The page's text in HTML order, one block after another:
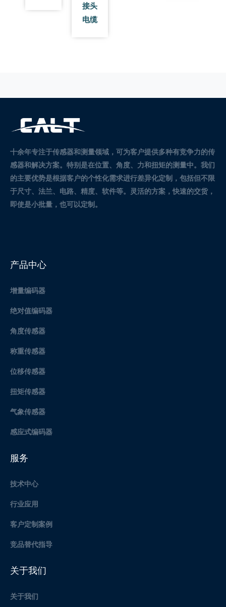
接头
电缆
十余年专注于传感器和测量领域，可为客户提供多种有竞争力的传
感器和解决方案。 特别是在位置、角度、力和扭矩的测量中。 我们
的主要优势是根据客户的个性化需求进行差异化定制，包括但不限
于尺寸、法兰、电路、精度、软件等。灵活的方案，快速的交货，
即使是小批量，也可以定制。
产品中心
增量编码器
绝对值编码器
角度传感器
称重传感器
位移传感器
扭矩传感器
气象传感器
感应式编码器
服务
技术中心
行业应用
客户定制案例
竞品替代指导
关于我们
关于我们